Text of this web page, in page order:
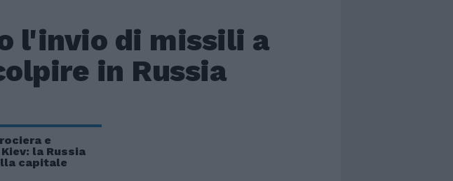
l'invio di missili a
in Russia
e
la Russia
capitale